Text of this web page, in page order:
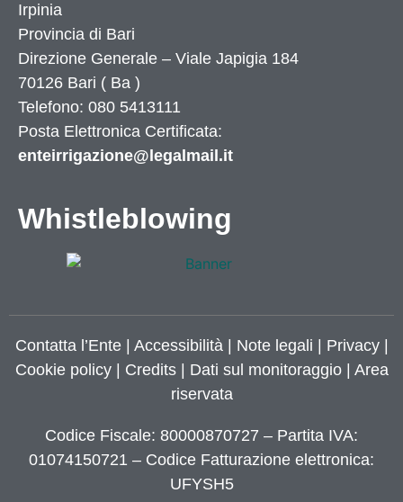
Irpinia
Provincia di Bari
Direzione Generale – Viale Japigia 184
70126 Bari ( Ba )
Telefono: 080 5413111
Posta Elettronica Certificata:
enteirrigazione@legalmail.it
Whistleblowing
Contatta l’Ente| Accessibilità | Note legali | Privacy|
Cookie policy| Credits| Dati sul monitoraggio | Area
riservata
Codice Fiscale: 80000870727 – Partita IVA:
01074150721 – Codice Fatturazione elettronica:
UFYSH5